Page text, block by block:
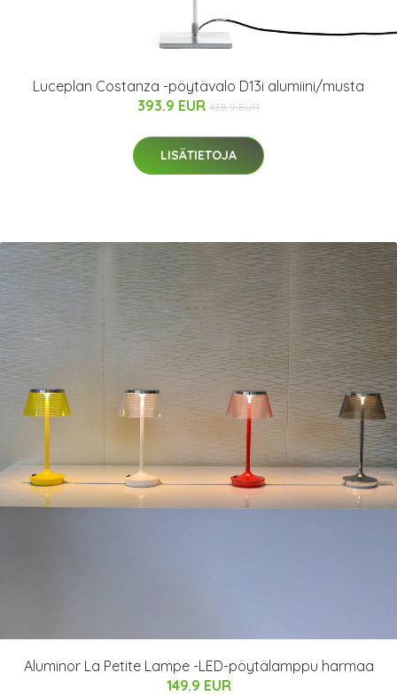
Luceplan Costanza -pöytävalo D13i alumiini/musta
393.9 EUR 438.9 EUR
LISÄTIETOJA
Aluminor La Petite Lampe -LED-pöytälamppu harmaa
149.9 EUR